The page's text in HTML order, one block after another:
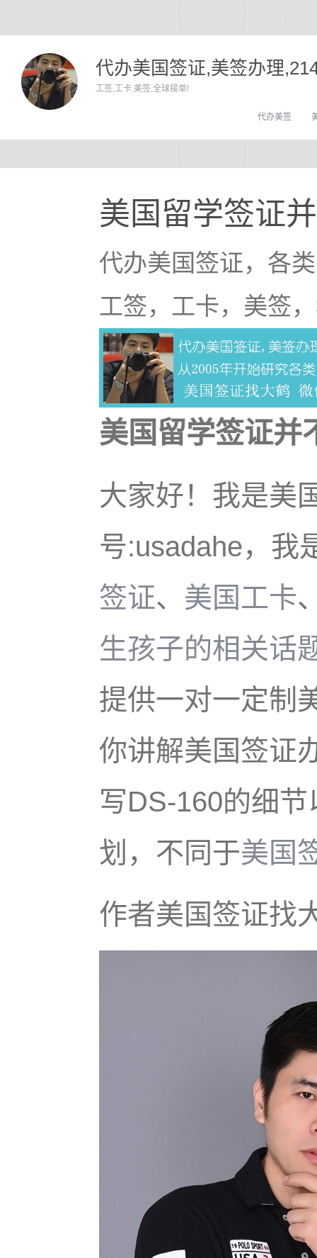
代办美国签证,美签办理
工签,工卡.美签,全球接单!
代办美签
美国留学签证
代办美国签证，各
工签，工卡，美签
美国留学签证并
大家好！我是美
号:usadahe，我
签证、 美国工卡
生孩子的相关话
提供一对一定制
你讲解美国签证
写DS-160的细
划，不同于美国
作者美国签证找